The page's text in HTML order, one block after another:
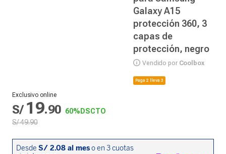
Galaxy A15
protección 360, 3
capas de
protección, negro
Vendido por Coolbox
Paga 2 lleva 3
Exclusivo online
S/ 19.90 60% DSCTO
S/49.90